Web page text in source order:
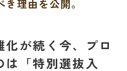
理由を公開。
化が続く今、プロ
は「特別選抜入